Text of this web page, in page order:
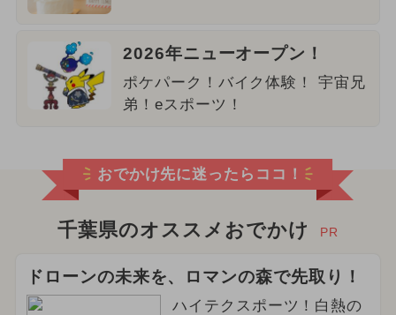
2026年ニューオープン！
ポケパーク！バイク体験！ 宇宙兄
弟！eスポーツ！
おでかけ先に迷ったらココ！
千葉県のオススメおでかけ PR
ドローンの未来を、ロマンの森で先取り！
ハイテクスポーツ！白熱の